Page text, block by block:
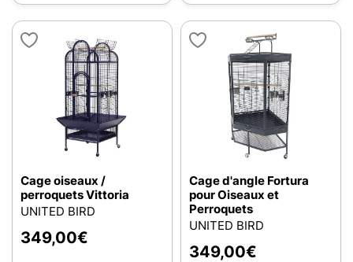
Cage oiseaux /
perroquets Vittoria
UNITED BIRD
349,00€
Cage d'angle Fortura
pour Oiseaux et
Perroquets
UNITED BIRD
349,00€